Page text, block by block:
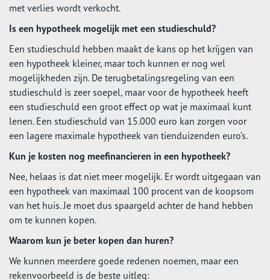
met verlies wordt verkocht.
Is een hypotheek mogelijk met een studieschuld?
Een studieschuld hebben maakt de kans op het krijgen van
een hypotheek kleiner, maar toch kunnen er nog wel
mogelijkheden zijn. De terugbetalingsregeling van een
studieschuld is zeer soepel, maar voor de hypotheek heeft
een studieschuld een groot effect op wat je maximaal kunt
lenen. Een studieschuld van 15.000 euro kan zorgen voor
een lagere maximale hypotheek van tienduizenden euro’s.
Kun je kosten nog meefinancieren in een hypotheek?
Nee, helaas is dat niet meer mogelijk. Er wordt uitgegaan van
een hypotheek van maximaal 100 procent van de koopsom
van het huis. Je moet dus spaargeld achter de hand hebben
om te kunnen kopen.
Waarom kun je beter kopen dan huren?
We kunnen meerdere goede redenen noemen, maar een
rekenvoorbeeld is de beste uitleg: